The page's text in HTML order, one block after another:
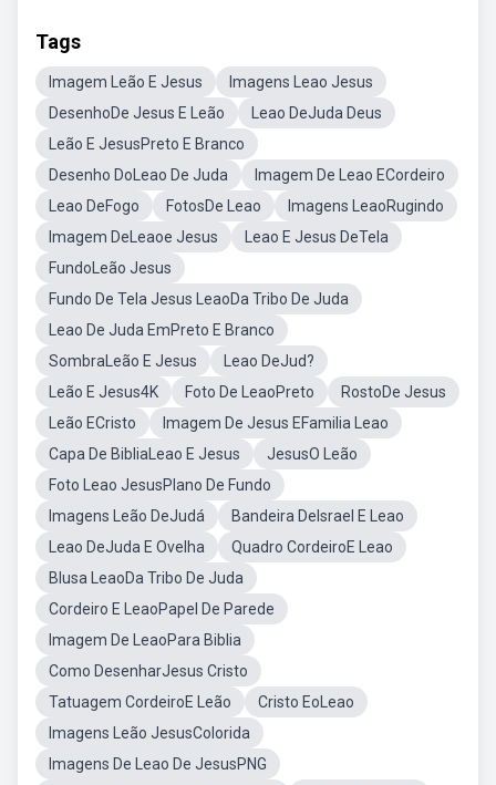
Tags
Imagem Leão E Jesus
Imagens Leao Jesus
DesenhoDe Jesus E Leão
Leao DeJuda Deus
Leão E JesusPreto E Branco
Desenho DoLeao De Juda
Imagem De Leao ECordeiro
Leao DeFogo
FotosDe Leao
Imagens LeaoRugindo
Imagem DeLeaoe Jesus
Leao E Jesus DeTela
FundoLeão Jesus
Fundo De Tela Jesus LeaoDa Tribo De Juda
Leao De Juda EmPreto E Branco
SombraLeão E Jesus
Leao DeJud?
Leão E Jesus4K
Foto De LeaoPreto
RostoDe Jesus
Leão ECristo
Imagem De Jesus EFamilia Leao
Capa De BibliaLeao E Jesus
JesusO Leão
Foto Leao JesusPlano De Fundo
Imagens Leão DeJudá
Bandeira DeIsrael E Leao
Leao DeJuda E Ovelha
Quadro CordeiroE Leao
Blusa LeaoDa Tribo De Juda
Cordeiro E LeaoPapel De Parede
Imagem De LeaoPara Biblia
Como DesenharJesus Cristo
Tatuagem CordeiroE Leão
Cristo EoLeao
Imagens Leão JesusColorida
Imagens De Leao De JesusPNG